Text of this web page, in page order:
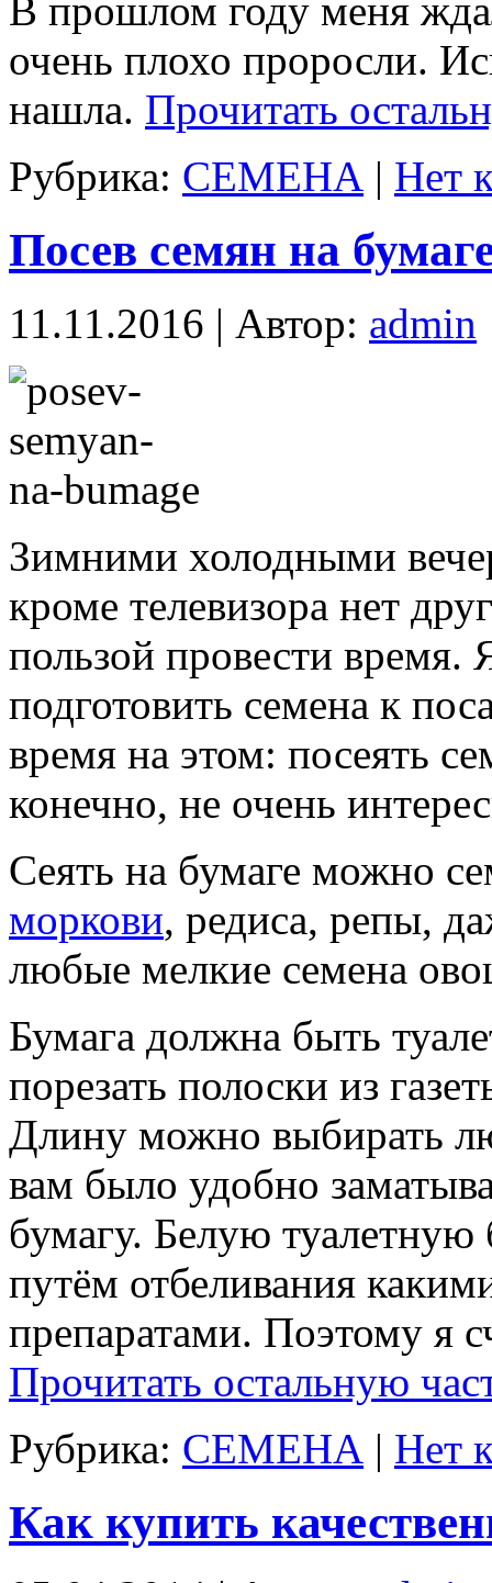
В прошлом году меня
очень плохо проросли.
нашла. Прочитать
Рубрика: СЕМЕНА | Нет
Посев семян на
11.11.2016 | Автор: admin
Зимними холодными
кроме телевизора нет
пользой провести время.
подготовить семена к
время на этом: посеять
конечно, не очень
Сеять на бумаге можно
моркови, редиса, репы,
любые мелкие семена
Бумага должна быть
порезать полоски из
Длину можно выбирать
вам было удобно
бумагу. Белую туалетную
путём отбеливания
препаратами. Поэтому я
Прочитать остальную
Рубрика: СЕМЕНА | Нет
Как купить